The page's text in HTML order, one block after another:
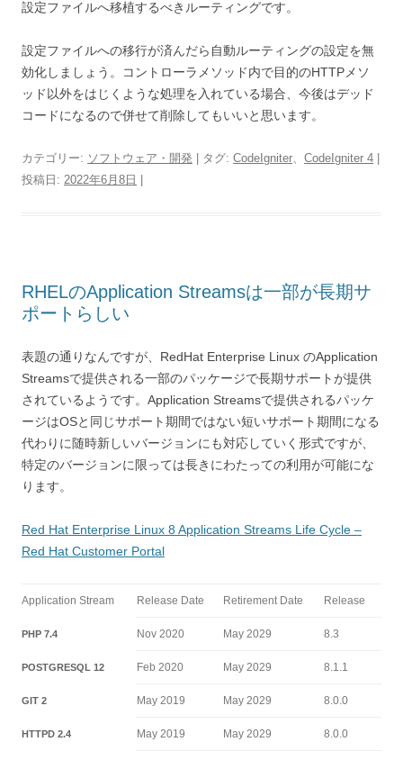
設定ファイルへ移植するべきルーティングです。
設定ファイルへの移行が済んだら自動ルーティングの設定を無
効化しましょう。コントローラメソッド内で目的のHTTPメソ
ッド以外をはじくような処理を入れている場合、今後はデッド
コードになるので併せて削除してもいいと思います。
カテゴリー: ソフトウェア・開発 | タグ: CodeIgniter、 CodeIgniter 4
投稿日: 2022年6月8日
RHELのApplication Streamsは一部が長期サ
ポートらしい
表題の通りなんですが、RedHat Enterprise Linux のApplication
Streamsで提供される一部のパッケージで長期サポートが提供
されているようです。Application Streamsで提供されるパッケ
ージはOSと同じサポート期間ではない短いサポート期間になる
代わりに随時新しいバージョンにも対応していく形式ですが、
特定のバージョンに限っては長きにわたっての利用が可能にな
ります。
Red Hat Enterprise Linux 8 Application Streams Life Cycle –
Red Hat Customer Portal
Application Stream Release Date Retirement Date Release
PHP 7.4 Nov 2020 May 2029 8.3
POSTGRESQL 12 Feb 2020 May 2029 8.1.1
GIT 2 May 2019 May 2029 8.0.0
HTTPD 2.4 May 2019 May 2029 8.0.0